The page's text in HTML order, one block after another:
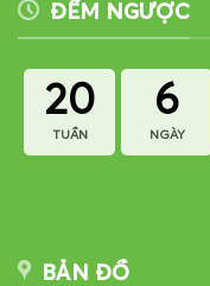
ĐẾM NGƯỢC
20
TUẦN
6
NGÀY
BẢN ĐỒ